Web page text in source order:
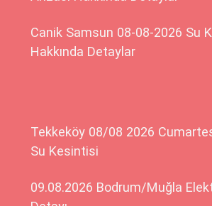
Canik Samsun 08-08-2026 Su
Hakkında Detaylar
Tekkeköy 08/08 2026
Su Kesintisi
09.08.2026 Bodrum/Muğla